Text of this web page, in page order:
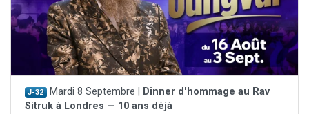
J-32 Mardi 8 Septembre |
Dinner d'hommage au Rav
Sitruk à Londres — 10 ans déjà